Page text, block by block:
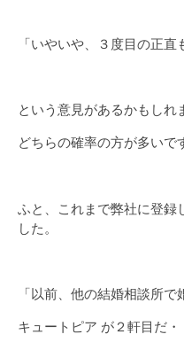
「いやいや、３度目の正直
という意見があるかもしれ
どちらの確率の方が多いで
ふと、これまで弊社に登録
した。
「以前、他の結婚相談所で
キュートピア が２軒目だ・